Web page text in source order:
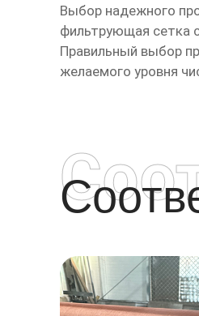
Выбор надежного
фильтрующая сетка
Правильный выбор
желаемого уровня